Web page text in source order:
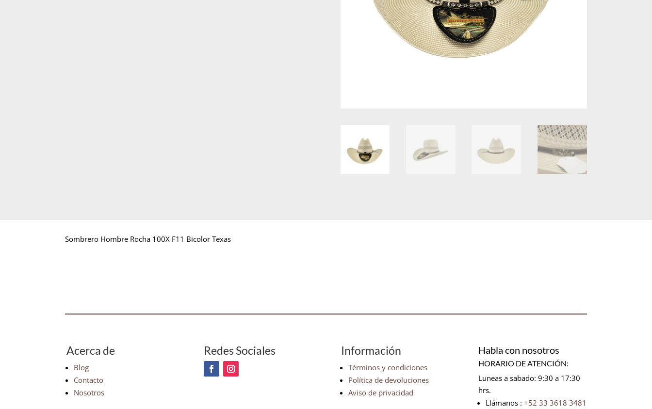
Sombrero Hombre Rocha 100X F11 Bicolor Texas
Acerca de
Blog
Contacto
Nosotros
Redes Sociales Información
Términos y condiciones
Política de devoluciones
Aviso de privacidad
Habla con nosotros
HORARIO DE ATENCIÓN:
Luneas a sabado: 9:30 a 17:30
hrs.
Llámanos : +52 33 3618 3481